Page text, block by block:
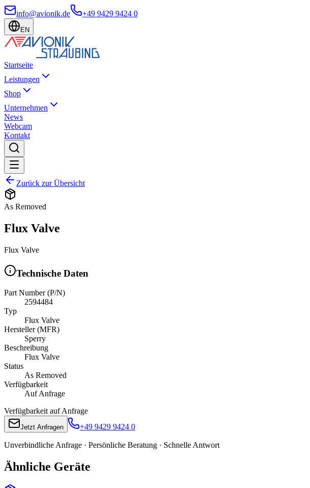
info@avionik.de +49 9429 9424 0
EN
Startseite
Leistungen
Shop
Unternehmen
News
Webcam
Kontakt
Zurück zur Übersicht
As Removed
Flux Valve
Flux Valve
Technische Daten
Part Number (P/N)
2594484
Typ
Flux Valve
Hersteller (MFR)
Sperry
Beschreibung
Flux Valve
Status
As Removed
Verfügbarkeit
Auf Anfrage
Verfügbarkeit auf Anfrage
Jetzt Anfragen +49 9429 9424 0
Unverbindliche Anfrage · Persönliche Beratung · Schnelle Antwort
Ähnliche Geräte